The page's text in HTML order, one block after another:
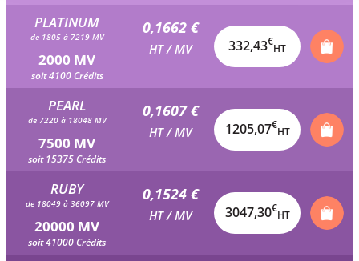
PLATINUM
de 1805 à 7219 MV
2000 MV
soit 4100 Crédits
0,1662 €
HT / MV 332,43€
HT
PEARL
de 7220 à 18048 MV
7500 MV
soit 15375 Crédits
0,1607 €
HT / MV 1205,07€
HT
RUBY
de 18049 à 36097 MV
20000 MV
soit 41000 Crédits
0,1524 €
HT / MV 3047,30€
HT